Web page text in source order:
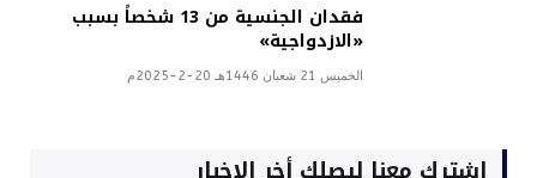
فقدان الجنسية من 13 شخصاً بسبب
«الازدواجية»
الخميس 21 شعبان 1446هـ 20-2-2025م